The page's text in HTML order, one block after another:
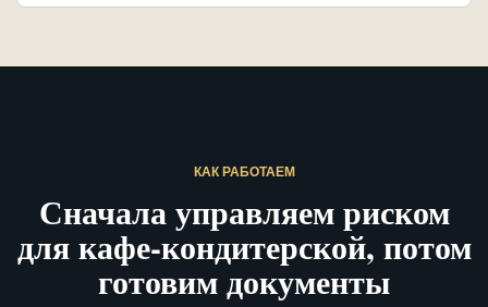
КАК РАБОТАЕМ
Сначала управляем риском
для кафе-кондитерской, потом
готовим документы